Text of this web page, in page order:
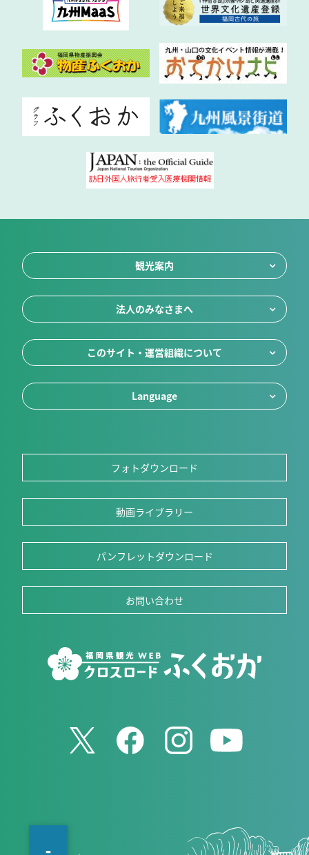
観光案内
法人のみなさまへ
このサイト・運営組織について
Language
フォトダウンロード
動画ライブラリー
パンフレットダウンロード
お問い合わせ